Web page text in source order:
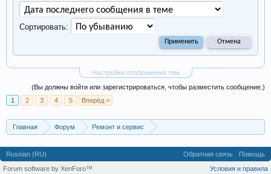
Настройки отображения тем
Сортировать:
(Вы должны войти или зарегистрироваться, чтобы разместить сообщение.)
1
2 3 4 5 Вперёд >
Главная Форум
Ремонт и сервис
Russian (RU) Обратная связь
Помощь
Условия и правила
Forum software by XenForo™